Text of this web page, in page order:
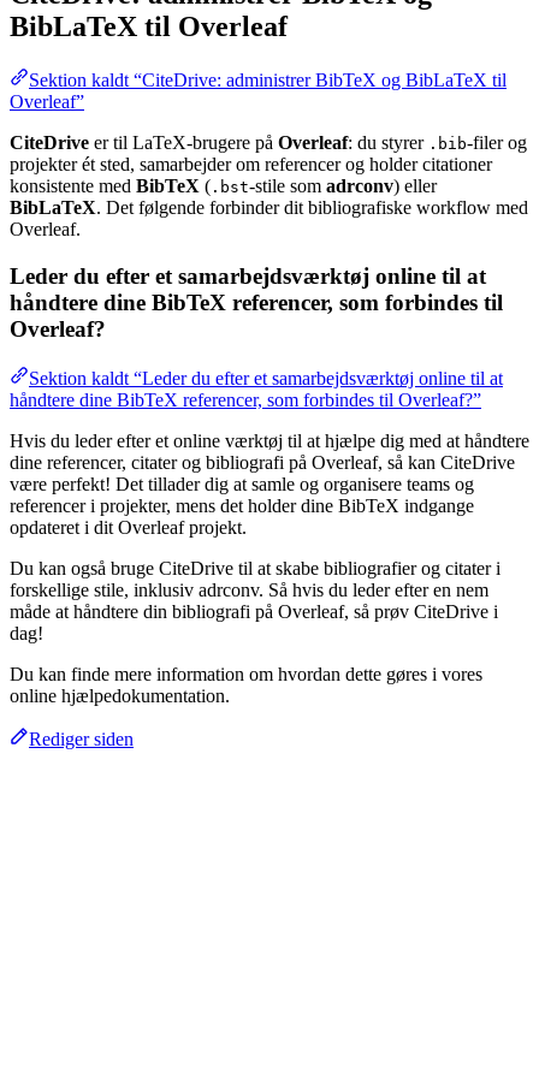
BibLaTeX til Overleaf
Sektion kaldt “CiteDrive: administrer BibTeX og BibLaTeX til
Overleaf”
CiteDrive er til LaTeX-brugere på Overleaf: du styrer .bib-filer og
projekter ét sted, samarbejder om referencer og holder citationer
konsistente med BibTeX ( .bst-stile som adrconv) eller
BibLaTeX. Det følgende forbinder dit bibliografiske workflow med
Overleaf.
Leder du efter et samarbejdsværktøj online til at
håndtere dine BibTeX referencer, som forbindes til
Overleaf?
Sektion kaldt “Leder du efter et samarbejdsværktøj online til at
håndtere dine BibTeX referencer, som forbindes til Overleaf?”
Hvis du leder efter et online værktøj til at hjælpe dig med at håndtere
dine referencer, citater og bibliografi på Overleaf, så kan CiteDrive
være perfekt! Det tillader dig at samle og organisere teams og
referencer i projekter, mens det holder dine BibTeX indgange
opdateret i dit Overleaf projekt.
Du kan også bruge CiteDrive til at skabe bibliografier og citater i
forskellige stile, inklusiv adrconv. Så hvis du leder efter en nem
måde at håndtere din bibliografi på Overleaf, så prøv CiteDrive i
dag!
Du kan finde mere information om hvordan dette gøres i vores
online hjælpedokumentation.
Rediger siden